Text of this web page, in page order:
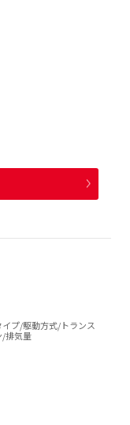
イプ/駆動方式/トランス
/排気量